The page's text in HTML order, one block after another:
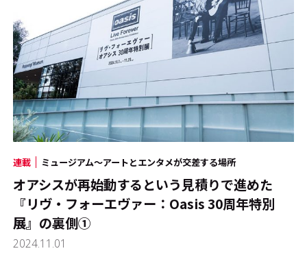
連載 ミュージアム～アートとエンタメが交差する場所
オアシスが再始動するという見積りで進めた
『リヴ・フォーエヴァー：Oasis 30周年特別
展』の裏側①
2024.11.01